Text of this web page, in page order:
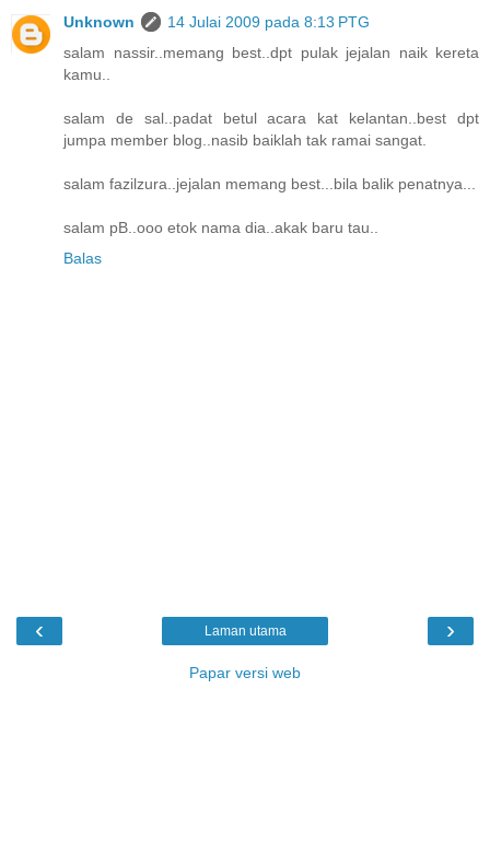
Unknown
14 Julai 2009 pada 8:13 PTG
salam nassir..memang best..dpt pulak jejalan naik kereta
kamu..
salam de sal..padat betul acara kat kelantan..best dpt
jumpa member blog..nasib baiklah tak ramai sangat.
salam fazilzura..jejalan memang best...bila balik penatnya...
salam pB..ooo etok nama dia..akak baru tau..
Balas
‹ ›
Laman utama
Papar versi web